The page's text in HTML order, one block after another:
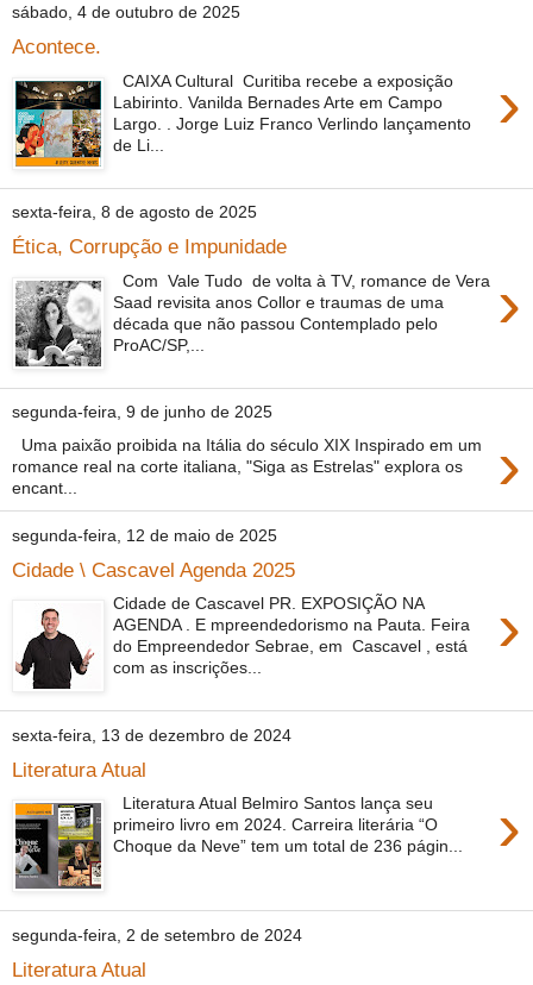
sábado, 4 de outubro de 2025
Acontece.
›
CAIXA Cultural Curitiba recebe a exposição
Labirinto. Vanilda Bernades Arte em Campo
Largo. . Jorge Luiz Franco Verlindo lançamento
de Li...
sexta-feira, 8 de agosto de 2025
Ética, Corrupção e Impunidade
›
Com Vale Tudo de volta à TV, romance de Vera
Saad revisita anos Collor e traumas de uma
década que não passou Contemplado pelo
ProAC/SP,...
segunda-feira, 9 de junho de 2025
›
Uma paixão proibida na Itália do século XIX Inspirado em um
romance real na corte italiana, "Siga as Estrelas" explora os
encant...
segunda-feira, 12 de maio de 2025
Cidade \ Cascavel Agenda 2025
›
Cidade de Cascavel PR. EXPOSIÇÃO NA
AGENDA . E mpreendedorismo na Pauta. Feira
do Empreendedor Sebrae, em Cascavel , está
com as inscrições...
sexta-feira, 13 de dezembro de 2024
Literatura Atual
›
Literatura Atual Belmiro Santos lança seu
primeiro livro em 2024. Carreira literária “O
Choque da Neve” tem um total de 236 págin...
segunda-feira, 2 de setembro de 2024
Literatura Atual